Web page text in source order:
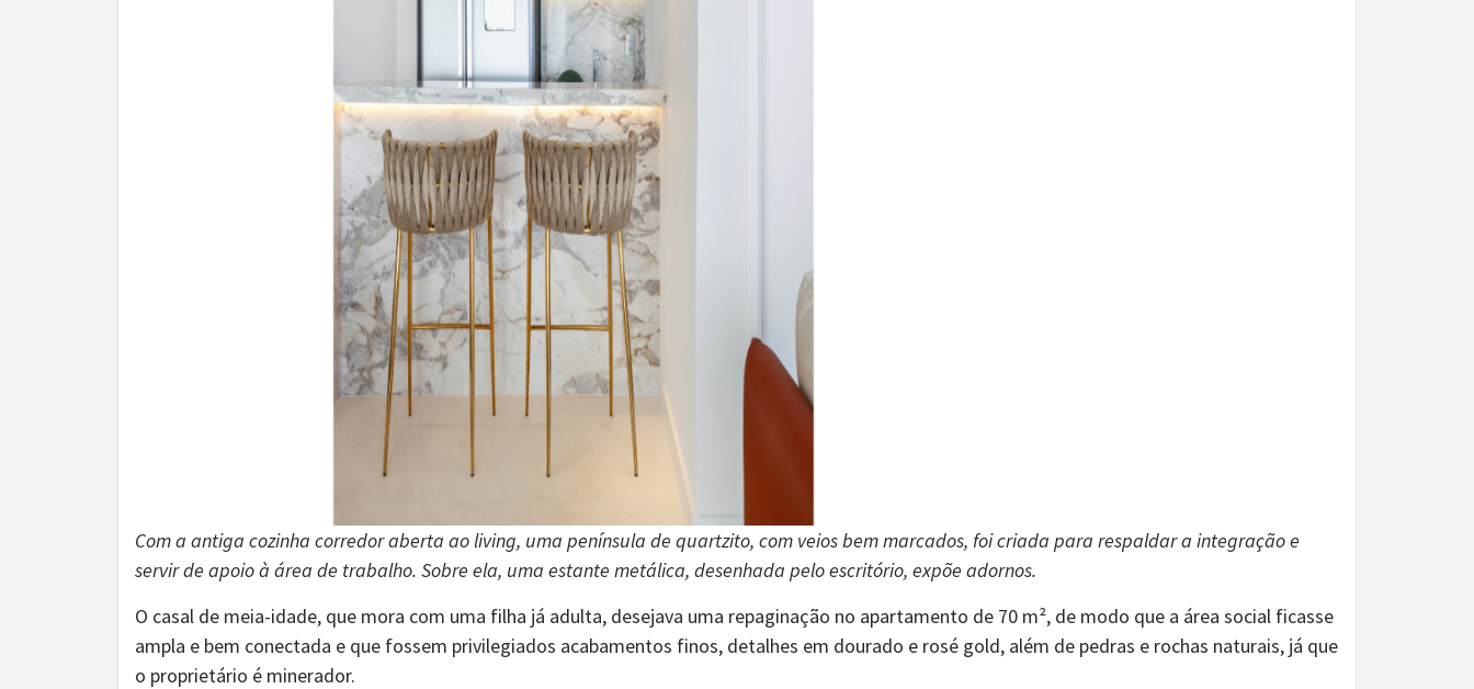
Com a antiga cozinha corredor aberta ao living, uma península de quartzito, com veios bem marcados, foi criada para respaldar a integração e
servir de apoio à área de trabalho. Sobre ela, uma estante metálica, desenhada pelo escritório, expõe adornos.
O casal de meia-idade, que mora com uma filha já adulta, desejava uma repaginação no apartamento de 70 m², de modo que a área social ficasse
ampla e bem conectada e que fossem privilegiados acabamentos finos, detalhes em dourado e rosé gold, além de pedras e rochas naturais, já que
o proprietário é minerador.